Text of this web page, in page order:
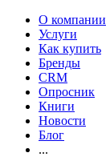
О компании
Услуги
Как купить
Бренды
CRM
Опросник
Книги
Новости
Блог
...